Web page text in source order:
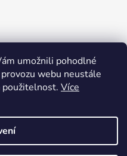
umožnili pohodlné
webu neustále
použitelnost. Více